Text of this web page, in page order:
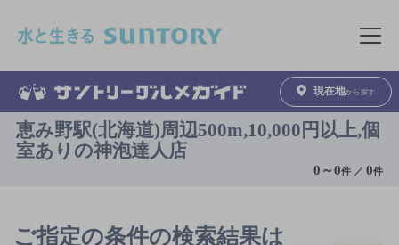
メニュ
現在地から探す
恵み野駅(北海道)周辺500m,10,000円以上,個
室ありの神泡達人店
0 ～0件 ／0件
ご指定の条件の検索結果は